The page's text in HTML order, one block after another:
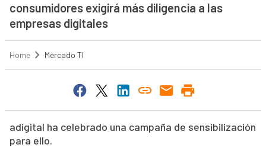
consumidores exigirá más diligencia a las
empresas digitales
Home Mercado TI
adigital ha celebrado una campaña de sensibilización
para ello.